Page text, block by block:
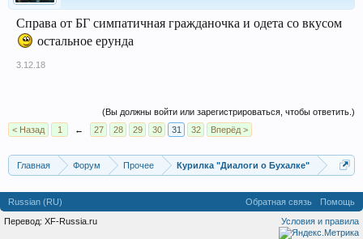
Справа от БГ симпатичная гражданочка и одета со вкусом
остальное ерунда
3.12.18
(Вы должны войти или зарегистрироваться, чтобы ответить.)
< Назад
1 ← 27 28 29 30 31 32 Вперёд >
Главная Форум Прочее Курилка "Диалоги о Бухалке"
Russian (RU) Обратная связь
Помощь
Условия и правила
Перевод: XF-Russia.ru